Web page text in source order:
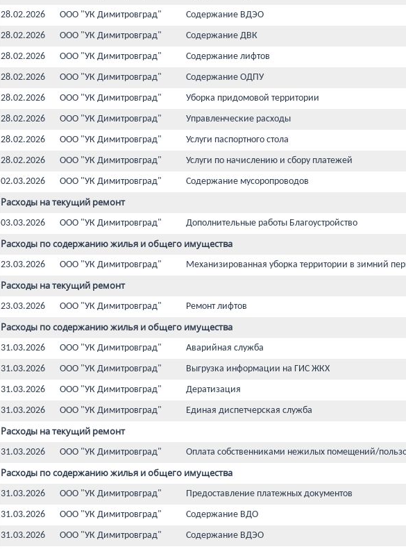
28.02.2026
ООО "УК Димитровград" Содержание ВДЭО
28.02.2026
ООО "УК Димитровград" Содержание ДВК
28.02.2026
ООО "УК Димитровград" Содержание лифтов
28.02.2026
ООО "УК Димитровград" Содержание ОДПУ
28.02.2026
ООО "УК Димитровград" Уборка придомовой территории
28.02.2026
ООО "УК Димитровград" Управленческие расходы
28.02.2026
ООО "УК Димитровград" Услуги паспортного стола
28.02.2026
ООО "УК Димитровград" Услуги по начислению и сбору платежей
02.03.2026
ООО "УК Димитровград" Содержание мусоропроводов
Расходы на текущий ремонт
03.03.2026 ООО "УК Димитровград" Дополнительные работы Благоустройство
Расходы по содержанию жилья и общего имущества
23.03.2026 ООО "УК Димитровград" Механизированная уборка территории в зимний
Расходы на текущий ремонт
23.03.2026 ООО "УК Димитровград" Ремонт лифтов
Расходы по содержанию жилья и общего имущества
31.03.2026 ООО "УК Димитровград" Аварийная служба
31.03.2026
ООО "УК Димитровград" Выгрузка информации на ГИС ЖКХ
31.03.2026
ООО "УК Димитровград" Дератизация
31.03.2026
ООО "УК Димитровград" Единая диспетчерская служба
Расходы на текущий ремонт
31.03.2026 ООО "УК Димитровград" Оплата собственниками нежилых помещений/
Расходы по содержанию жилья и общего имущества
31.03.2026 ООО "УК Димитровград" Предоставление платежных документов
31.03.2026
ООО "УК Димитровград" Содержание ВДО
31.03.2026
ООО "УК Димитровград" Содержание ВДЭО